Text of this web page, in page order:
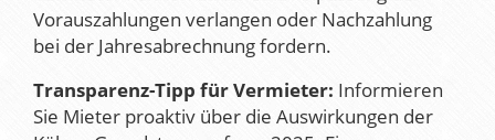
Vorauszahlungen verlangen oder Nachzahlung
bei der Jahresabrechnung fordern.
Transparenz-Tipp für Vermieter: Informieren
Sie Mieter proaktiv über die Auswirkungen der